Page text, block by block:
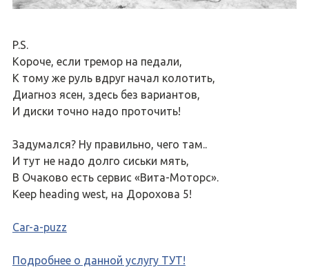
P.S.
Короче, если тремор на педали,
К тому же руль вдруг начал колотить,
Диагноз ясен, здесь без вариантов,
И диски точно надо проточить!
Задумался? Ну правильно, чего там..
И тут не надо долго сиськи мять,
В Очаково есть сервис «Вита-Моторс».
Keep heading west, на Дорохова 5!
Car-a-puzz
Подробнее о данной услугу ТУТ!